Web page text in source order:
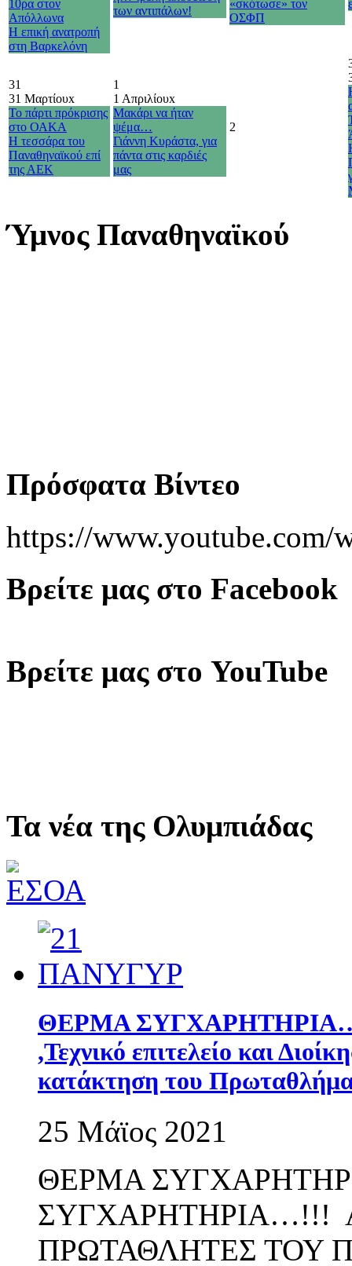
10ρα στον
Απόλλωνα
H επική ανατροπή
στη Βαρκελόνη
των αντιπάλων!
«σκότωσε» τον
ΟΣΦΠ
31
31 Μαρτίουx
Το πάρτι πρόκρισης
στο ΟΑΚΑ
Η τεσσάρα του
Παναθηναϊκού επί
της ΑΕΚ
1
1 Απριλίουx
Μακάρι να ήταν
ψέμα…
Γιάννη Κυράστα, για
πάντα στις καρδιές
μας
2
Ύμνος Παναθηναϊκού
Πρόσφατα Βίντεο
https://
Βρείτε μας στο Facebook
Βρείτε μας στο YouTube
Τα νέα της Ολυμπιάδας
ΘΕΡΜΑ
,Τεχνικό επιτελείο και
κατάκτηση του
25 Μάϊος 2021
ΘΕΡΜΑ
ΣΥΓΧΑΡΗΤΗΡΙΑ…!!!
ΠΡΩΤΑΘΛΗΤΕΣ ΤΟΥ